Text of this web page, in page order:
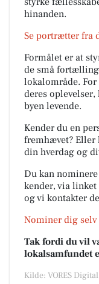
hinanden.
Se portrætter fra
Formålet er at
de små
lokalområde. For
deres
byen levende.
Kender du en
fremhævet? Eller
din hverdag og
Du kan
kender, via
og vi kontakter
Nominer dig
Tak fordi du vil
lokalsamfundet
Kilde: VORES Digital